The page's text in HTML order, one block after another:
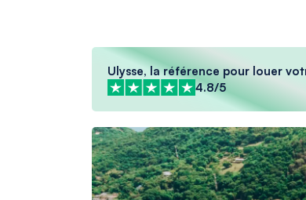
Ulysse, la référence pour louer
4.8/5